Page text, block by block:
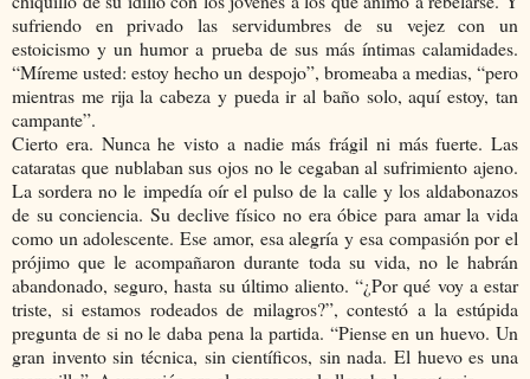
sufriendo en privado las servidumbres de su vejez con un
estoicismo y un humor a prueba de sus más íntimas calamidades.
“Míreme usted: estoy hecho un despojo”, bromeaba a medias, “pero
mientras me rija la cabeza y pueda ir al baño solo, aquí estoy, tan
campante”.
Cierto era. Nunca he visto a nadie más frágil ni más fuerte. Las
cataratas que nublaban sus ojos no le cegaban al sufrimiento ajeno.
La sordera no le impedía oír el pulso de la calle y los aldabonazos
de su conciencia. Su declive físico no era óbice para amar la vida
como un adolescente. Ese amor, esa alegría y esa compasión por el
prójimo que le acompañaron durante toda su vida, no le habrán
abandonado, seguro, hasta su último aliento. “¿Por qué voy a estar
triste, si estamos rodeados de milagros?”, contestó a la estúpida
pregunta de si no le daba pena la partida. “Piense en un huevo. Un
gran invento sin técnica, sin científicos, sin nada. El huevo es una